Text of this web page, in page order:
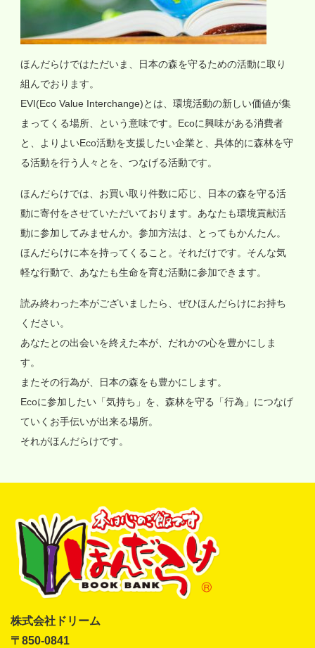
ほんだらけではただいま、日本の森を守るための活動に取り
組んでおります。
EVI(Eco Value Interchange)とは、環境活動の新しい価値が集
まってくる場所、という意味です。Ecoに興味がある消費者
と、よりよいEco活動を支援したい企業と、具体的に森林を守
る活動を行う人々とを、つなげる活動です。
ほんだらけでは、お買い取り件数に応じ、日本の森を守る活
動に寄付をさせていただいております。あなたも環境貢献活
動に参加してみませんか。参加方法は、とってもかんたん。
ほんだらけに本を持ってくること。それだけです。そんな気
軽な行動で、あなたも生命を育む活動に参加できます。
読み終わった本がございましたら、ぜひほんだらけにお持ち
ください。
あなたとの出会いを終えた本が、だれかの心を豊かにしま
す。
またその行為が、日本の森をも豊かにします。
Ecoに参加したい「気持ち」を、森林を守る「行為」につなげ
ていくお手伝いが出来る場所。
それがほんだらけです。
株式会社ドリーム
〒850-0841